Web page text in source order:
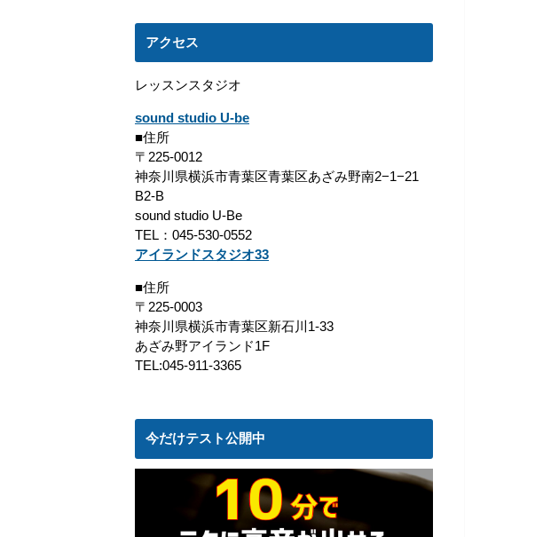
アクセス
レッスンスタジオ
sound studio U-be
■住所
〒225-0012
神奈川県横浜市青葉区青葉区あざみ野南2−1−21
B2-B
sound studio U-Be
TEL：045-530-0552
アイランドスタジオ33
■住所
〒225-0003
神奈川県横浜市青葉区新石川1-33
あざみ野アイランド1F
TEL:045-911-3365
今だけテスト公開中